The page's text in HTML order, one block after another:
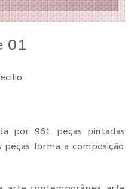
01
por 961 peças pintadas
forma a composição.